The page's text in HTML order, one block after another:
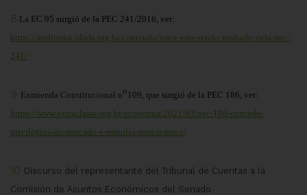
8 La EC 95 surgió de la PEC 241/2016, ver:
https://auditoriacidada.org.br/conteudo/voce-esta-sendo-roubado-pela-pec-
241/
9 Enmienda Constitucional no 109, que surgió de la PEC 186, ver:
https://www.extraclasse.org.br/economia/2021/03/pec-186-concede-
privilegios-ao-mercado-e-esmolas-para-o-povo/
10 Discurso del representante del Tribunal de Cuentas a la
Comisión de Asuntos Económicos del Senado